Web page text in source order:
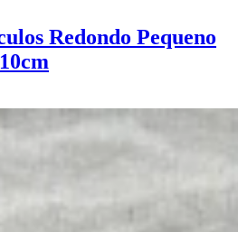
Redondo Pequeno